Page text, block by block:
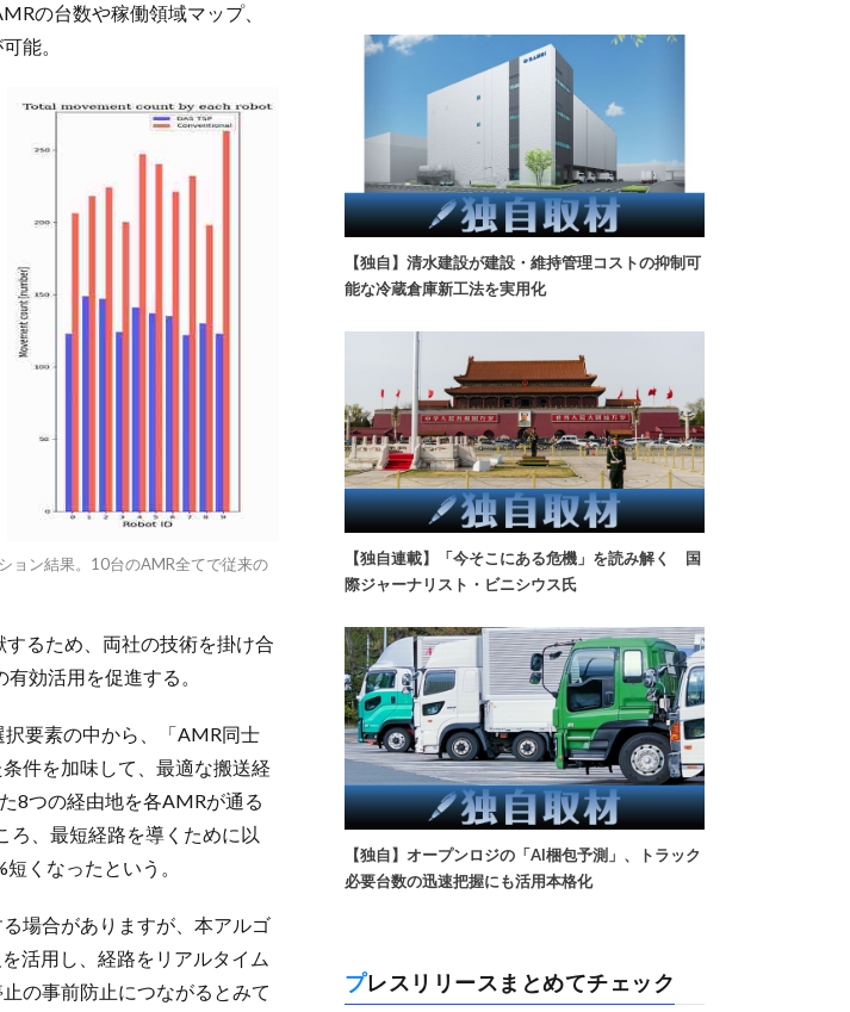
の台数や稼働領域マップ、
能。
ョン結果。10台のAMR全てで従来の
るため、両社の技術を掛け合
効活用を促進する。
要素の中から、「AMR同士
件を加味して、最適な搬送経
8つの経由地を各AMRが通る
ろ、最短経路を導くために以
くなったという。
場合がありますが、本アルゴ
活用し、経路をリアルタイム
の事前防止につながるとみて
【独自】清水建設が建設・維持管理コストの抑制可
能な冷蔵倉庫新工法を実用化
【独自連載】「今そこにある危機」を読み解く 国
際ジャーナリスト・ビニシウス氏
【独自】オープンロジの「AI梱包予測」、トラック
必要台数の迅速把握にも活用本格化
プレスリリースまとめてチェック